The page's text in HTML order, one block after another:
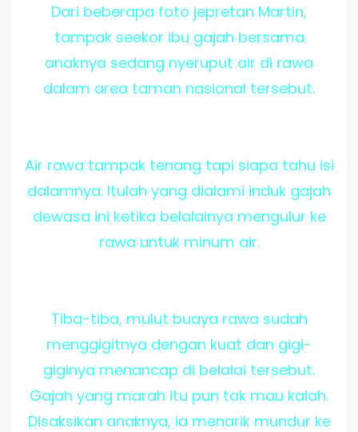
Dari beberapa foto jepretan Martin,
tampak seekor ibu gajah bersama
anaknya sedang nyeruput air di rawa
dalam area taman nasional tersebut.
Air rawa tampak tenang tapi siapa tahu isi
dalamnya. Itulah yang dialami induk gajah
dewasa ini ketika belalainya mengulur ke
rawa untuk minum air.
Tiba-tiba, mulut buaya rawa sudah
menggigitnya dengan kuat dan gigi-
giginya menancap di belalai tersebut.
Gajah yang marah itu pun tak mau kalah.
Disaksikan anaknya, ia menarik mundur ke